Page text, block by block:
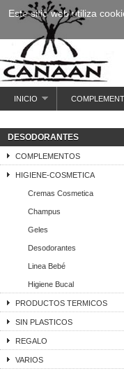
INICIO
DESODORANTES
COMPLEMENTOS
HIGIENE-COSMETICA
Cremas Cosmetica
Champus
Geles
Desodorantes
Linea Bebé
Higiene Bucal
PRODUCTOS TERMICOS
SIN PLASTICOS
REGALO
VARIOS
Este sitio web utiliza